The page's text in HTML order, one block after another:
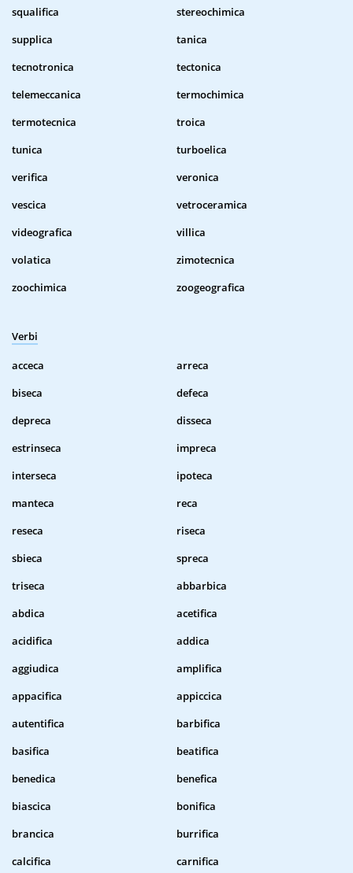
squalifica
stereochimica
supplica
tanica
tecnotronica
tectonica
telemeccanica
termochimica
termotecnica
troica
tunica
turboelica
verifica
veronica
vescica
vetroceramica
videografica
villica
volatica
zimotecnica
zoochimica
zoogeografica
Verbi
acceca
arreca
biseca
defeca
depreca
disseca
estrinseca
impreca
interseca
ipoteca
manteca
reca
reseca
riseca
sbieca
spreca
triseca
abbarbica
abdica
acetifica
acidifica
addica
aggiudica
amplifica
appacifica
appiccica
autentifica
barbifica
basifica
beatifica
benedica
benefica
biascica
bonifica
brancica
burrifica
calcifica
carnifica